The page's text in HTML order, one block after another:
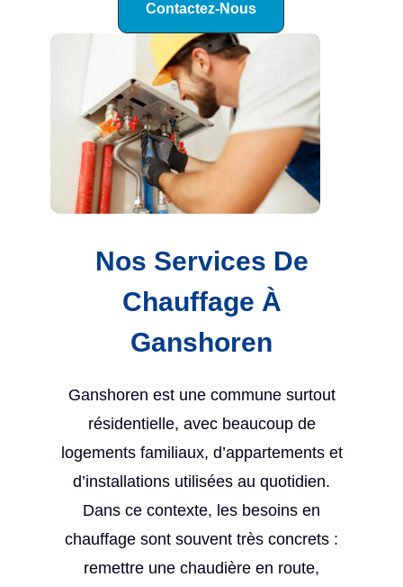
Contactez-Nous
Nos Services De
Chauffage À
Ganshoren
Ganshoren est une commune surtout
résidentielle, avec beaucoup de
logements familiaux, d’appartements et
d’installations utilisées au quotidien.
Dans ce contexte, les besoins en
chauffage sont souvent très concrets :
remettre une chaudière en route,